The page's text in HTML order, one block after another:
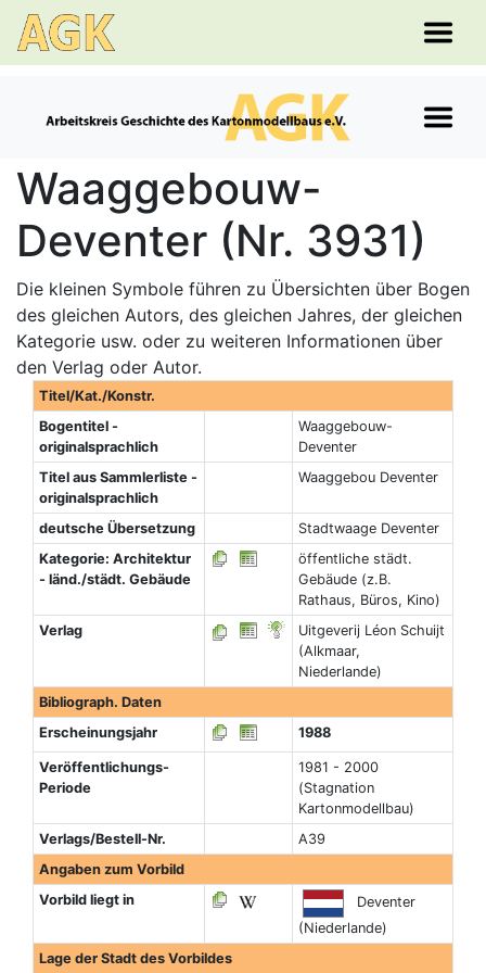
Waaggebouw-
Deventer (Nr. 3931)
Die kleinen Symbole führen zu Übersichten über Bogen
des gleichen Autors, des gleichen Jahres, der gleichen
Kategorie usw. oder zu weiteren Informationen über
den Verlag oder Autor.
Titel/Kat./Konstr.
Bogentitel -
originalsprachlich
Waaggebouw-
Deventer
Titel aus Sammlerliste -
originalsprachlich
Waaggebou Deventer
deutsche Übersetzung
Stadtwaage Deventer
Kategorie: Architektur
- länd./städt. Gebäude
öffentliche städt.
Gebäude (z.B.
Rathaus, Büros, Kino)
Verlag
Uitgeverij Léon Schuijt
(Alkmaar,
Niederlande)
Bibliograph. Daten
Erscheinungsjahr
1988
Veröffentlichungs-
Periode
1981 - 2000
(Stagnation
Kartonmodellbau)
Verlags/Bestell-Nr.
A39
Angaben zum Vorbild
Vorbild liegt in
Deventer
(Niederlande)
Lage der Stadt des Vorbildes